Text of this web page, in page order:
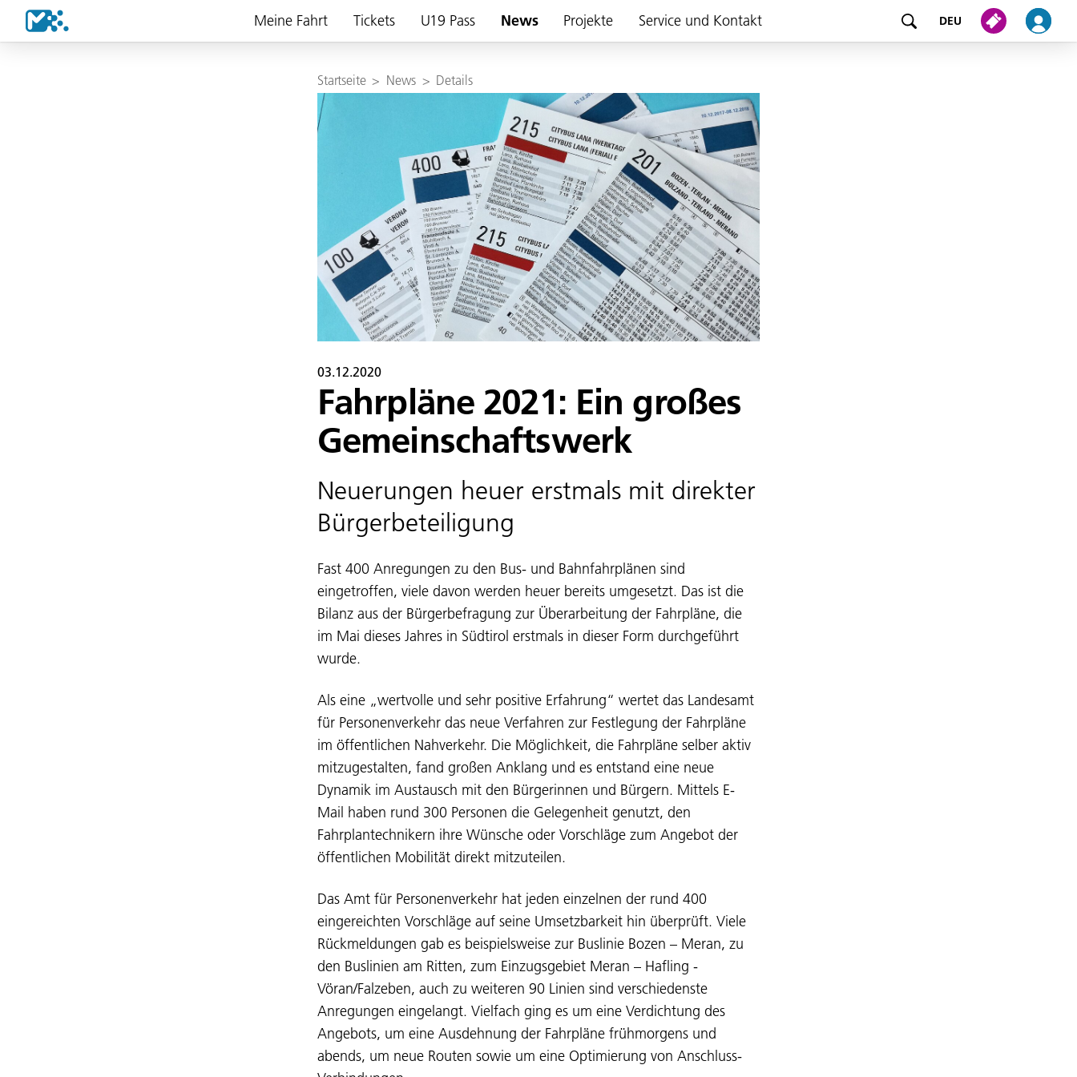
Meine Fahrt Tickets U19 Pass News Projekte Service und Kontakt DEU
Startseite > News > Details
03.12.2020
Fahrpläne 2021: Ein großes
Gemeinschaftswerk
Neuerungen heuer erstmals mit direkter
Bürgerbeteiligung
Fast 400 Anregungen zu den Bus- und Bahnfahrplänen sind
eingetroffen, viele davon werden heuer bereits umgesetzt. Das ist die
Bilanz aus der Bürgerbefragung zur Überarbeitung der Fahrpläne, die
im Mai dieses Jahres in Südtirol erstmals in dieser Form durchgeführt
wurde.
Als eine „wertvolle und sehr positive Erfahrung“ wertet das Landesamt
für Personenverkehr das neue Verfahren zur Festlegung der Fahrpläne
im öffentlichen Nahverkehr. Die Möglichkeit, die Fahrpläne selber aktiv
mitzugestalten, fand großen Anklang und es entstand eine neue
Dynamik im Austausch mit den Bürgerinnen und Bürgern. Mittels E-
Mail haben rund 300 Personen die Gelegenheit genutzt, den
Fahrplantechnikern ihre Wünsche oder Vorschläge zum Angebot der
öffentlichen Mobilität direkt mitzuteilen.
Das Amt für Personenverkehr hat jeden einzelnen der rund 400
eingereichten Vorschläge auf seine Umsetzbarkeit hin überprüft. Viele
Rückmeldungen gab es beispielsweise zur Buslinie Bozen – Meran, zu
den Buslinien am Ritten, zum Einzugsgebiet Meran – Hafling -
Vöran/Falzeben, auch zu weiteren 90 Linien sind verschiedenste
Anregungen eingelangt. Vielfach ging es um eine Verdichtung des
Angebots, um eine Ausdehnung der Fahrpläne frühmorgens und
abends, um neue Routen sowie um eine Optimierung von Anschluss-